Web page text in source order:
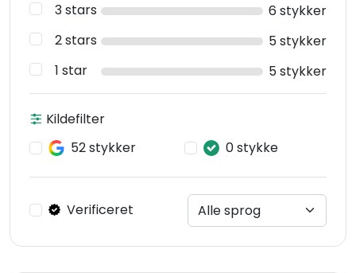
3 stars
6 stykker
2 stars
5 stykker
1 star
5 stykker
Kildefilter
52 stykker
0 stykke
Verificeret